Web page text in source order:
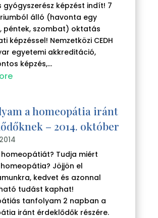
gyógyszerész képzést indít! 7
álló (havonta egy
péntek, szombat) oktatás
képzéssel! Nemzetközi CEDH
egyetemi akkreditáció,
képzés,...
a homeopátia iránt
– 2014. október
homeopátiát? Tudja miért
Jöjjön el
kedvet és azonnal
tudást kaphat!
tanfolyam 2 napban a
iránt érdeklődők részére.